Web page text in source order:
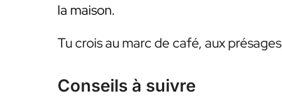
la maison.
Tu crois au marc de café, aux
Conseils à suivre